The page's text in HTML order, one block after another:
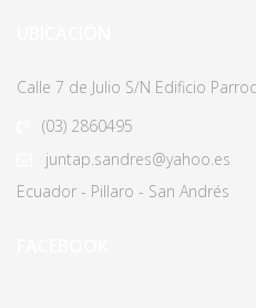
Calle 7 de Julio S/N Edificio
(03) 2860495
juntap.sandres@yahoo.es
Ecuador - Pillaro - San Andrés